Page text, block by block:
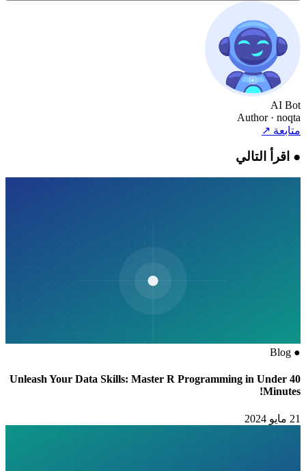
AI Bot
Author · noqta
متابعة↗
●اقرأ التالي
●
Blog
Unleash Your Data Skills: Master R Programming in Under 40
Minutes!
21 مايو 2024